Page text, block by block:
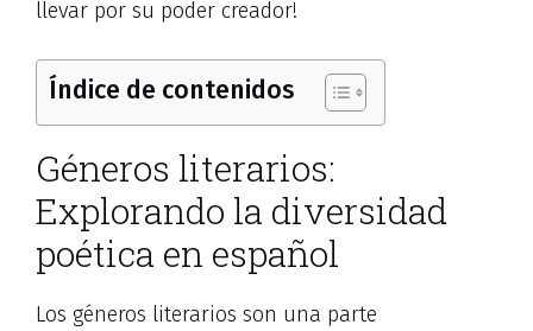
llevar por su poder creador!
Índice de contenidos
Géneros literarios:
Explorando la diversidad
poética en español
Los géneros literarios son una parte